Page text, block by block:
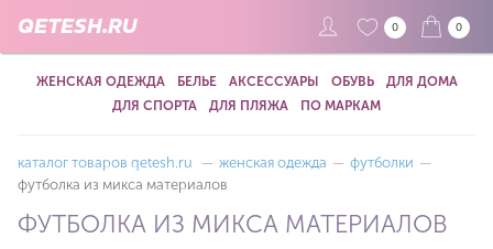
QETESH.RU 0 0
ЖЕНСКАЯ ОДЕЖДА БЕЛЬЕ АКСЕССУАРЫ ОБУВЬ
ДЛЯ ДОМА
ДЛЯ СПОРТА
ДЛЯ ПЛЯЖА ПО МАРКАМ
каталог товаров qetesh.ru — женская одежда — футболки —
футболка из микса материалов
ФУТБОЛКА ИЗ МИКСА МАТЕРИАЛОВ